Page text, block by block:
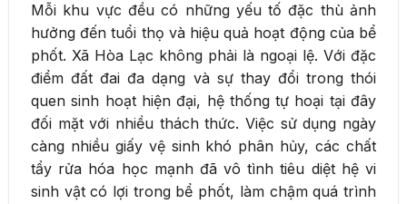
Mỗi khu vực đều có những yếu tố đặc thù ảnh
hưởng đến tuổi thọ và hiệu quả hoạt động của bể
phốt. Xã Hòa Lạc không phải là ngoại lệ. Với đặc
điểm đất đai đa dạng và sự thay đổi trong thói
quen sinh hoạt hiện đại, hệ thống tự hoại tại đây
đối mặt với nhiều thách thức. Việc sử dụng ngày
càng nhiều giấy vệ sinh khó phân hủy, các chất
tẩy rửa hóa học mạnh đã vô tình tiêu diệt hệ vi
sinh vật có lợi trong bể phốt, làm chậm quá trình